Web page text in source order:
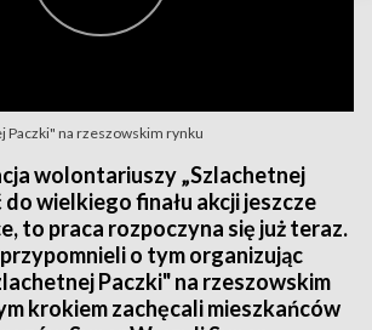
Paczki" na rzeszowskim rynku
wolontariuszy „Szlachetnej
do wielkiego finału akcji jeszcze
to praca rozpoczyna się już teraz.
o tym organizując
Paczki" na rzeszowskim
krokiem zachęcali mieszkańców